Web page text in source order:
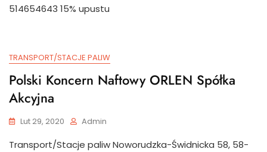
514654643 15% upustu
TRANSPORT/STACJE PALIW
Polski Koncern Naftowy ORLEN Spółka
Akcyjna
Lut 29, 2020 Admin
Transport/Stacje paliw Noworudzka-Świdnicka 58, 58-